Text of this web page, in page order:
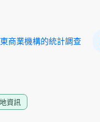
商業機構的統計調查
資訊